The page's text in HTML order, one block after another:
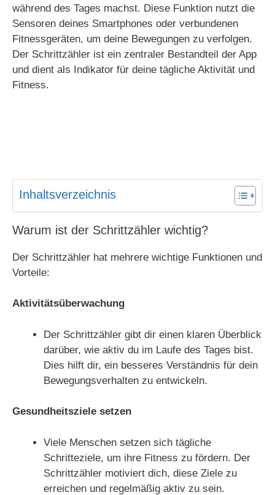
während des Tages machst. Diese Funktion nutzt die
Sensoren deines Smartphones oder verbundenen
Fitnessgeräten, um deine Bewegungen zu verfolgen.
Der Schrittzähler ist ein zentraler Bestandteil der App
und dient als Indikator für deine tägliche Aktivität und
Fitness.
Inhaltsverzeichnis
Warum ist der Schrittzähler wichtig?
Der Schrittzähler hat mehrere wichtige Funktionen und
Vorteile:
Aktivitätsüberwachung
Der Schrittzähler gibt dir einen klaren Überblick
darüber, wie aktiv du im Laufe des Tages bist.
Dies hilft dir, ein besseres Verständnis für dein
Bewegungsverhalten zu entwickeln.
Gesundheitsziele setzen
Viele Menschen setzen sich tägliche
Schritteziele, um ihre Fitness zu fördern. Der
Schrittzähler motiviert dich, diese Ziele zu
erreichen und regelmäßig aktiv zu sein.